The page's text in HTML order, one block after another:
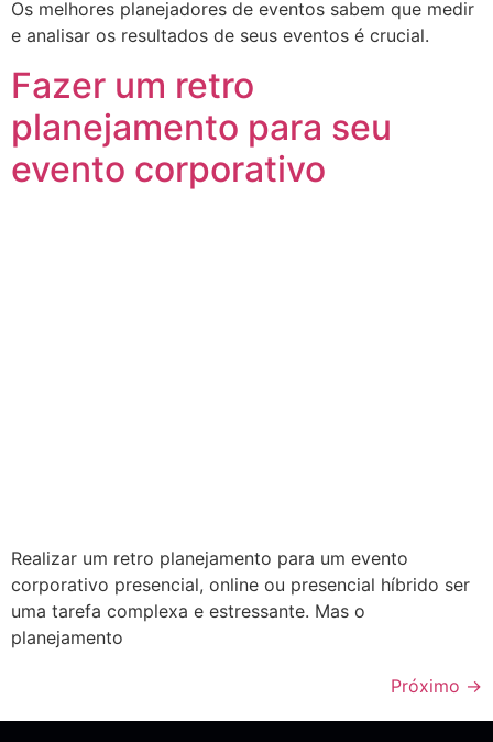
Os melhores planejadores de eventos sabem que medir
e analisar os resultados de seus eventos é crucial.
Fazer um retro
planejamento para seu
evento corporativo
Realizar um retro planejamento para um evento
corporativo presencial, online ou presencial híbrido ser
uma tarefa complexa e estressante. Mas o
planejamento
Próximo →